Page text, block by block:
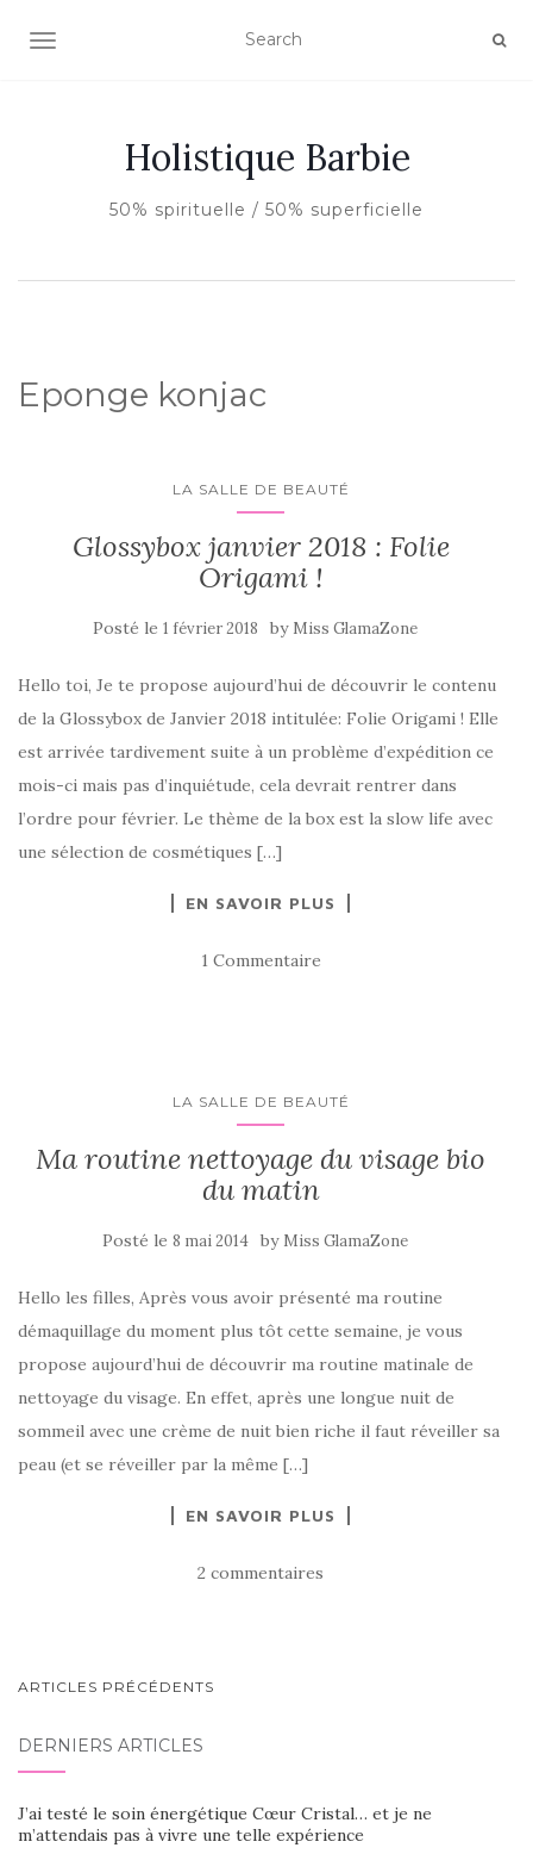
AFFICHER/MASQUER LA NAVIGATION
Holistique Barbie
50% spirituelle / 50% superficielle
Eponge konjac
LA SALLE DE BEAUTÉ
Glossybox janvier 2018 : Folie
Origami !
Posté le 1 février 2018 by Miss GlamaZone
Hello toi, Je te propose aujourd’hui de découvrir le contenu
de la Glossybox de Janvier 2018 intitulée: Folie Origami ! Elle
est arrivée tardivement suite à un problème d’expédition ce
mois-ci mais pas d’inquiétude, cela devrait rentrer dans
l’ordre pour février. Le thème de la box est la slow life avec
une sélection de cosmétiques […]
EN SAVOIR PLUS
1 Commentaire
LA SALLE DE BEAUTÉ
Ma routine nettoyage du visage bio
du matin
Posté le 8 mai 2014 by Miss GlamaZone
Hello les filles, Après vous avoir présenté ma routine
démaquillage du moment plus tôt cette semaine, je vous
propose aujourd’hui de découvrir ma routine matinale de
nettoyage du visage. En effet, après une longue nuit de
sommeil avec une crème de nuit bien riche il faut réveiller sa
peau (et se réveiller par la même […]
EN SAVOIR PLUS
2 commentaires
NAVIGATION
SEIN
DES
ARTICLES
ARTICLES PRÉCÉDENTS
DERNIERS ARTICLES
J’ai testé le soin énergétique Cœur Cristal… et je ne
m’attendais pas à vivre une telle expérience